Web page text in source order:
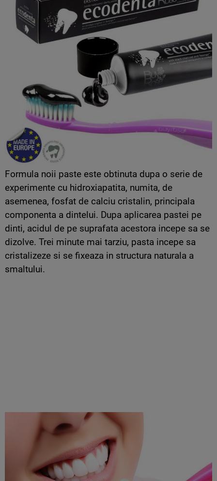
Formula noii paste este obtinuta dupa o serie de
experimente cu hidroxiapatita, numita, de
asemenea, fosfat de calciu cristalin, principala
componenta a dintelui. Dupa aplicarea pastei pe
dinti, acidul de pe suprafata acestora incepe sa se
dizolve. Trei minute mai tarziu, pasta incepe sa
cristalizeze si se fixeaza in structura naturala a
smaltului.